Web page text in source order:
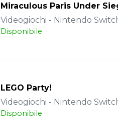
Miraculous Paris Under
Videogiochi - Nintendo
Disponibile
LEGO Party!
Videogiochi - Nintendo
Disponibile